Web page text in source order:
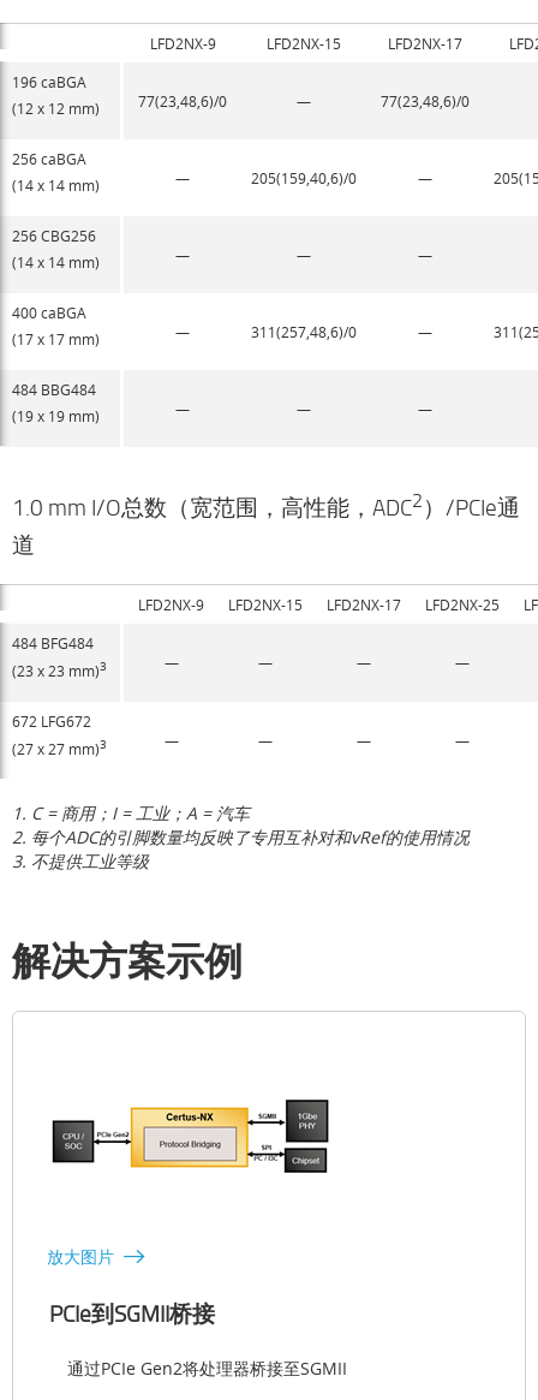
LFD2NX-9 LFD2NX-15 LFD2NX-17
196 caBGA
(12 x 12 mm)
77(23,48,6)/0 — 77(23,48,6)/0
256 caBGA
(14 x 14 mm)
— 205(159,40,6)/0 —
256 CBG256
(14 x 14 mm)
— — —
400 caBGA
(17 x 17 mm)
— 311(257,48,6)/0 —
484 BBG484
(19 x 19 mm)
— — —
1.0 mm I/O总数（宽范围，高性能，ADC2）/PCIe通
道
LFD2NX-9 LFD2NX-15 LFD2NX-17 LFD2NX-25
484 BFG484
(23 x 23 mm)3 — — — —
672 LFG672
(27 x 27 mm)3 — — — —
1. C = 商用；I = 工业；A = 汽车
2. 每个ADC的引脚数量均反映了专用互补对和vRef的使用情况
3. 不提供工业等级
解决方案示例
放大图片
PCIe到SGMII桥接
通过PCIe Gen2将处理器桥接至SGMII